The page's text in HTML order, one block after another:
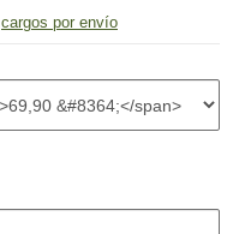
cargos por envío